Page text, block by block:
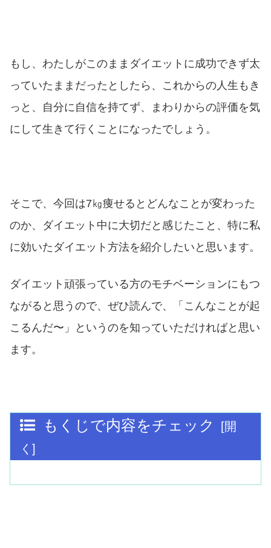
もし、わたしがこのままダイエットに成功できず太
っていたままだったとしたら、これからの人生もき
っと、自分に自信を持てず、まわりからの評価を気
にして生きて行くことになったでしょう。
そこで、今回は7㎏痩せるとどんなことが変わった
のか、ダイエット中に大切だと感じたこと、特に私
に効いたダイエット方法を紹介したいと思います。
ダイエット頑張っている方のモチベーションにもつ
ながると思うので、ぜひ読んで、「こんなことが起
こるんだ〜」というのを知っていただければと思い
ます。
もくじで内容をチェック